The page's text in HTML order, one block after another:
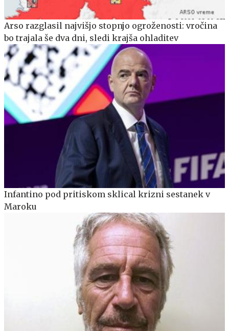
Arso razglasil najvišjo stopnjo ogroženosti: vročina
bo trajala še dva dni, sledi krajša ohladitev
Infantino pod pritiskom sklical krizni sestanek v
Maroku